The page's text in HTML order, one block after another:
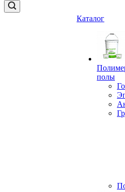
Каталог
полы